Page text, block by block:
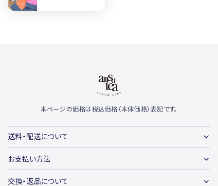
本ページの価格は税込価格（本体価格）表記です。
送料・配送について
お支払い方法
交換・返品について